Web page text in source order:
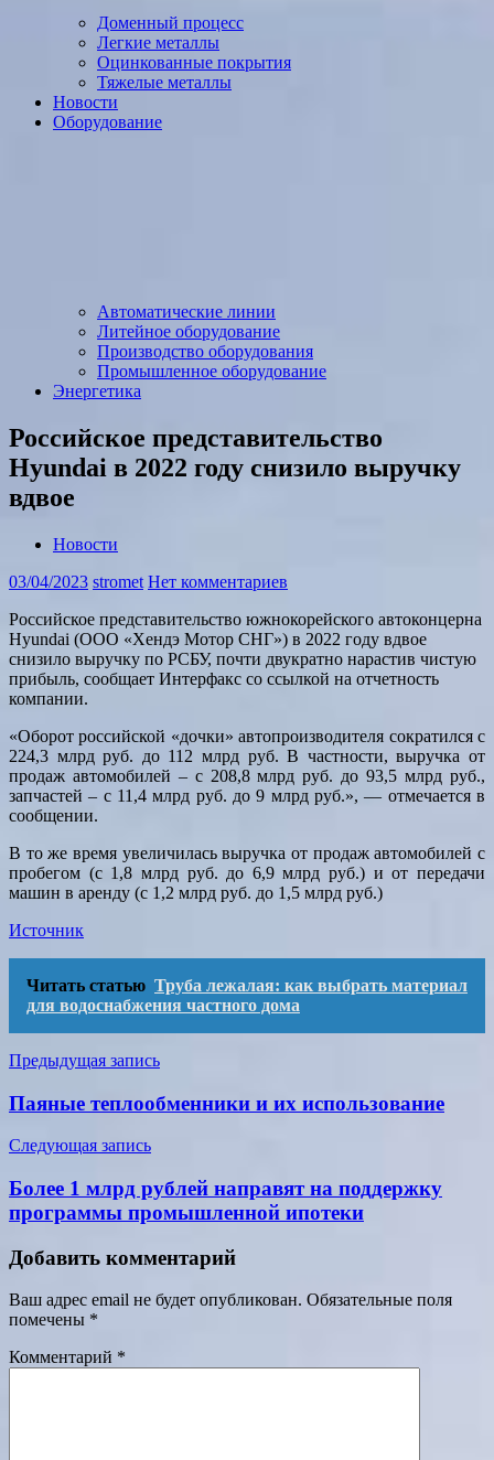
Доменный процесс
Легкие металлы
Оцинкованные покрытия
Тяжелые металлы
Новости
Оборудование
Автоматические линии
Литейное оборудование
Производство оборудования
Промышленное оборудование
Энергетика
Российское представительство
Hyundai в 2022 году снизило выручку
вдвое
Новости
03/04/2023 stromet Нет комментариев
Российское представительство южнокорейского автоконцерна
Hyundai (ООО «Хендэ Мотор СНГ») в 2022 году вдвое
снизило выручку по РСБУ, почти двукратно нарастив чистую
прибыль, сообщает Интерфакс со ссылкой на отчетность
компании.
«Оборот российской «дочки» автопроизводителя сократился с
224,3 млрд руб. до 112 млрд руб. В частности, выручка от
продаж автомобилей – с 208,8 млрд руб. до 93,5 млрд руб.,
запчастей – с 11,4 млрд руб. до 9 млрд руб.», — отмечается в
сообщении.
В то же время увеличилась выручка от продаж автомобилей с
пробегом (с 1,8 млрд руб. до 6,9 млрд руб.) и от передачи
машин в аренду (с 1,2 млрд руб. до 1,5 млрд руб.)
Источник
Читать статью Труба лежалая: как выбрать материал
для водоснабжения частного дома
Навигация
по
Предыдущая запись
Паяные теплообменники и их использование
Следующая запись
Более 1 млрд рублей направят на поддержку
программы промышленной ипотеки
Добавить комментарий
Ваш адрес email не будет опубликован. Обязательные поля
помечены *
Комментарий *